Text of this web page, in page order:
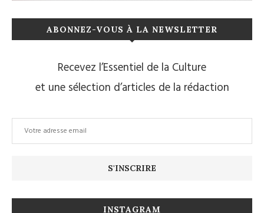
ABONNEZ-VOUS À LA NEWSLETTER
Recevez l’Essentiel de la Culture
et une sélection d’articles de la rédaction
INSTAGRAM